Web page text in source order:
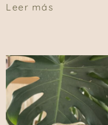
Leer más